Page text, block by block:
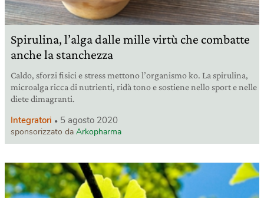
Spirulina, l’alga dalle mille virtù che combatte
anche la stanchezza
Caldo, sforzi fisici e stress mettono l’organismo ko. La spirulina,
microalga ricca di nutrienti, ridà tono e sostiene nello sport e nelle
diete dimagranti.
Integratori 5 agosto 2020
sponsorizzato da Arkopharma